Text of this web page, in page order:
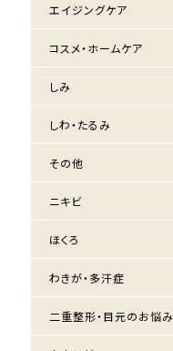
エイジングケア
コスメ・ホームケア
しみ
しわ・たるみ
その他
ニキビ
ほくろ
わきが・多汗症
二重整形・目元のお悩み